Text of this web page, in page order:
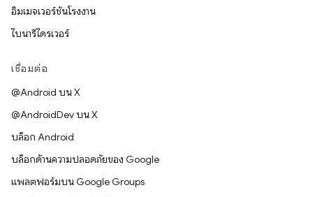
อิมเมจเวอร์ชันโรงงาน
ไบนารีไดรเวอร์
เชื่อมต่อ
@Android บน X
@AndroidDev บน X
บล็อก Android
บล็อกด้านความปลอดภัยของ Google
แพลตฟอร์มบน Google Groups